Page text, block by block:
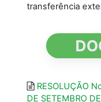
transferência
RESOLUÇÃO
DE SETEMBRO